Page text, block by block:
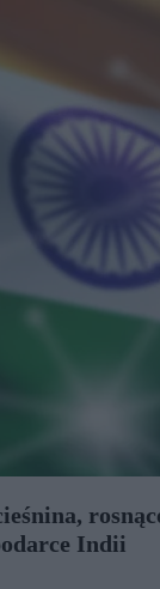
Indii